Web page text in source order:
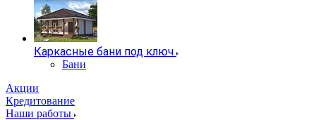
Каркасные бани под ключ
Бани
Акции
Кредитование
Наши работы